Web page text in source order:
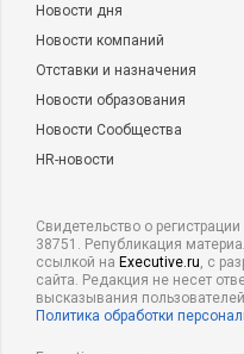
Новости дня
Новости компаний
Отставки и назначения
Новости образования
Новости Сообщества
HR-новости
Свидетельство о
38751. Републикация
ссылкой на Executive.ru, с
сайта. Редакция не несет
высказывания
Политика обработки